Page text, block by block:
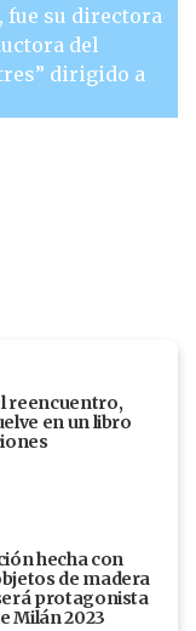
fue su directora
del
dirigido a
reencuentro,
en un libro
hecha con
de madera
protagonista
Milán 2023